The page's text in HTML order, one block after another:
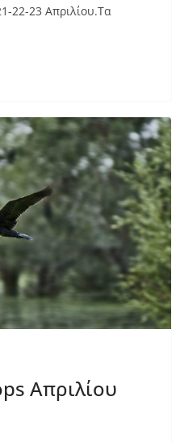
22-23 Απριλίου.Τα
Απριλίου